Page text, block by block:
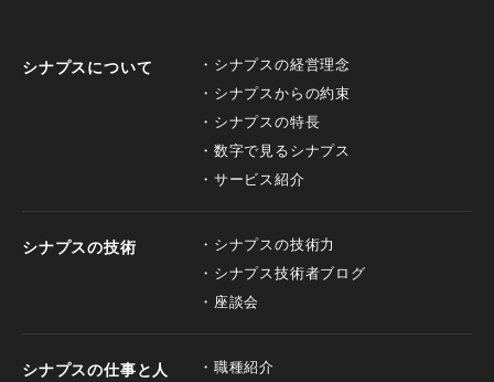
シナプスについて
シナプスの経営理念
シナプスからの約束
シナプスの特長
数字で見るシナプス
サービス紹介
シナプスの技術
シナプスの技術力
シナプス技術者ブログ
座談会
シナプスの仕事と人
職種紹介